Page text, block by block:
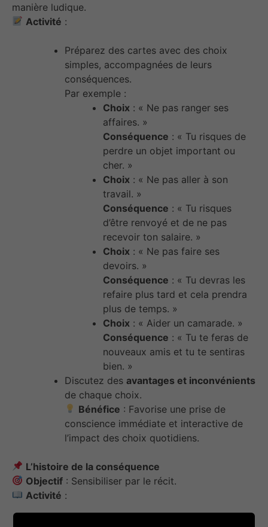
manière ludique.
Activité :
Préparez des cartes avec des choix
simples, accompagnées de leurs
conséquences.
Par exemple :
Choix : « Ne pas ranger ses
affaires. »
Conséquence : « Tu risques de
perdre un objet important ou
cher. »
Choix : « Ne pas aller à son
travail. »
Conséquence : « Tu risques
d’être renvoyé et de ne pas
recevoir ton salaire. »
Choix : « Ne pas faire ses
devoirs. »
Conséquence : « Tu devras les
refaire plus tard et cela prendra
plus de temps. »
Choix : « Aider un camarade. »
Conséquence : « Tu te feras de
nouveaux amis et tu te sentiras
bien. »
Discutez des avantages et inconvénients
de chaque choix.
Bénéfice : Favorise une prise de
conscience immédiate et interactive de
l’impact des choix quotidiens.
L’histoire de la conséquence
Objectif : Sensibiliser par le récit.
Activité :